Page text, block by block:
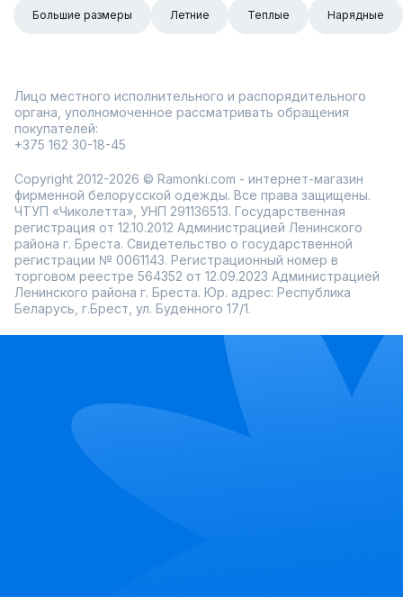
Большие размеры Летние Теплые Нарядные
Лицо местного исполнительного и распорядительного
органа, уполномоченное рассматривать обращения
покупателей:
+375 162 30-18-45
Copyright 2012-2026 © Ramonki.com - интернет-магазин
фирменной белорусской одежды. Все права защищены.
ЧТУП «Чиколетта», УНП 291136513. Государственная
регистрация от 12.10.2012 Администрацией Ленинского
района г. Бреста. Свидетельство о государственной
регистрации № 0061143. Регистрационный номер в
торговом реестре 564352 от 12.09.2023 Администрацией
Ленинского района г. Бреста. Юр. адрес: Республика
Беларусь, г.Брест, ул. Буденного 17/1.